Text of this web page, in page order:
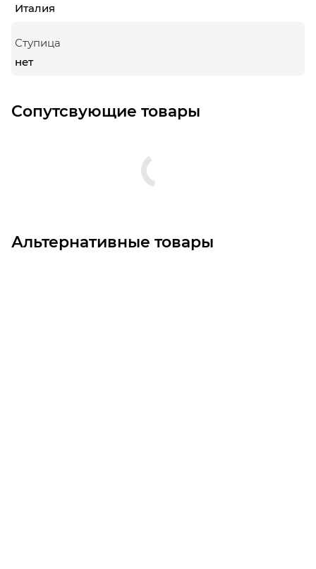
Италия
Ступица
нет
Сопутсвующие товары
Альтернативные товары